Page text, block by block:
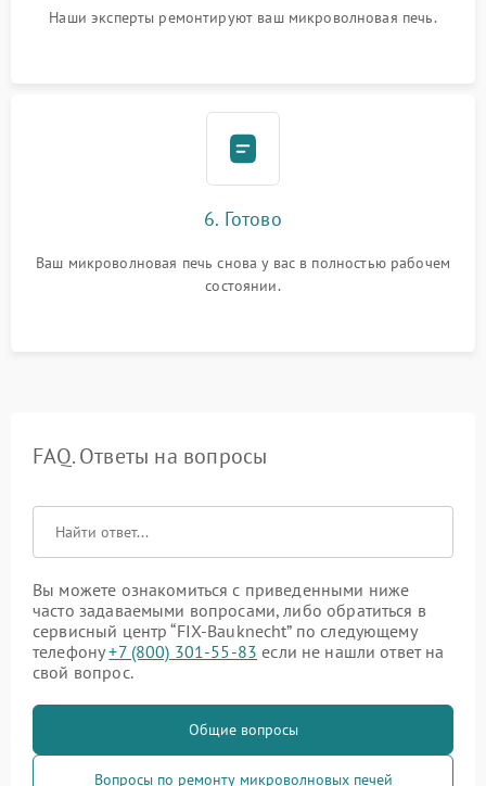
Наши эксперты ремонтируют ваш микроволновая печь.
6. Готово
Ваш микроволновая печь снова у вас в полностью рабочем
состоянии.
FAQ. Ответы на вопросы
Вы можете ознакомиться с приведенными ниже
часто задаваемыми вопросами, либо обратиться в
сервисный центр “FIX-Bauknecht” по следующему
телефону+7 (800) 301-55-83 если не нашли ответ на
свой вопрос.
Общие вопросы
Вопросы по ремонту микроволновых печей